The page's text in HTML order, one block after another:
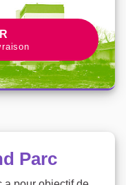
À LA
Parc